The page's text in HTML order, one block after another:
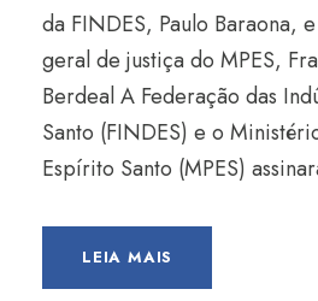
da FINDES, Paulo Baraona,
geral de justiça do MPES,
Berdeal A Federação das
Santo (FINDES) e o
Espírito Santo (MPES)
LEIA MAIS